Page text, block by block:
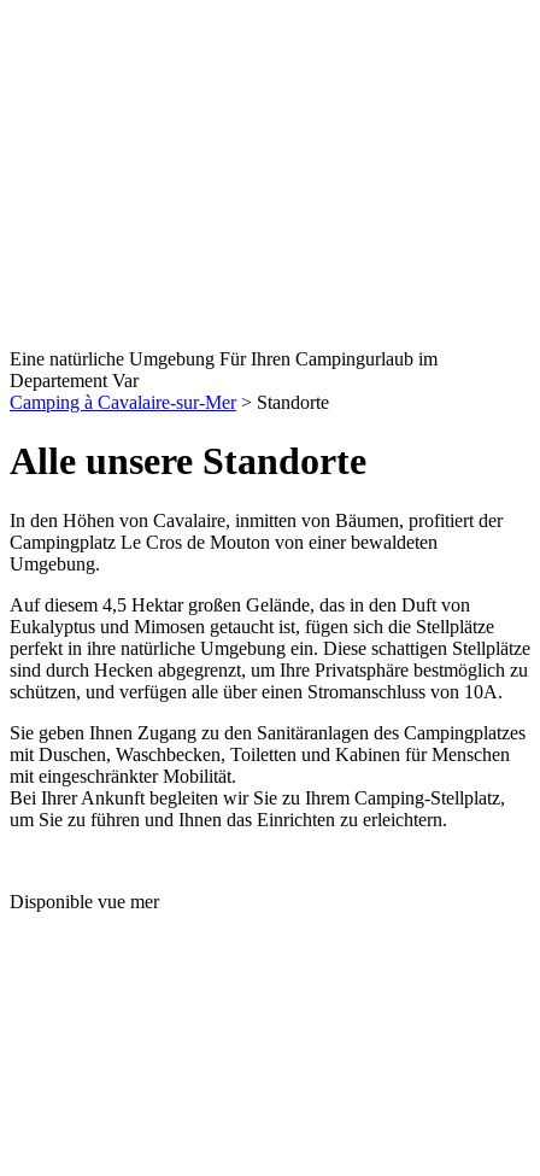
Eine natürliche Umgebung Für Ihren Campingurlaub im
Departement Var
Camping à Cavalaire-sur-Mer> Standorte
Alle unsere Standorte
In den Höhen von Cavalaire, inmitten von Bäumen, profitiert der
Campingplatz Le Cros de Mouton von einer bewaldeten
Umgebung.
Auf diesem 4,5 Hektar großen Gelände, das in den Duft von
Eukalyptus und Mimosen getaucht ist, fügen sich die Stellplätze
perfekt in ihre natürliche Umgebung ein. Diese schattigen Stellplätze
sind durch Hecken abgegrenzt, um Ihre Privatsphäre bestmöglich zu
schützen, und verfügen alle über einen Stromanschluss von 10A.
Sie geben Ihnen Zugang zu den Sanitäranlagen des Campingplatzes
mit Duschen, Waschbecken, Toiletten und Kabinen für Menschen
mit eingeschränkter Mobilität.
Bei Ihrer Ankunft begleiten wir Sie zu Ihrem Camping-Stellplatz,
um Sie zu führen und Ihnen das Einrichten zu erleichtern.
Disponible vue mer